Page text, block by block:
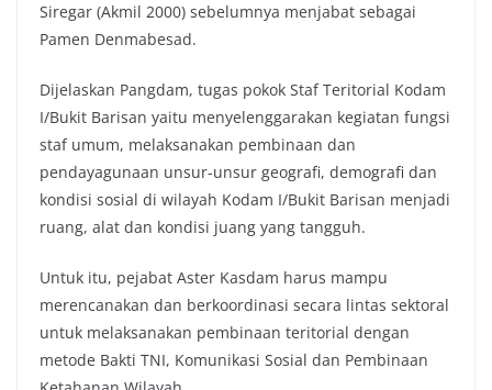
Siregar (Akmil 2000) sebelumnya menjabat sebagai
Pamen Denmabesad.
Dijelaskan Pangdam, tugas pokok Staf Teritorial Kodam
I/Bukit Barisan yaitu menyelenggarakan kegiatan fungsi
staf umum, melaksanakan pembinaan dan
pendayagunaan unsur-unsur geografi, demografi dan
kondisi sosial di wilayah Kodam I/Bukit Barisan menjadi
ruang, alat dan kondisi juang yang tangguh.
Untuk itu, pejabat Aster Kasdam harus mampu
merencanakan dan berkoordinasi secara lintas sektoral
untuk melaksanakan pembinaan teritorial dengan
metode Bakti TNI, Komunikasi Sosial dan Pembinaan